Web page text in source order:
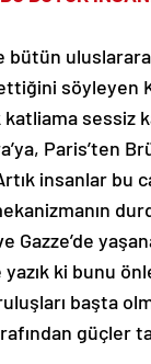
söyleyen
sessiz
Paris’ten
insanlar bu
Gazze’de
ki bunu
başta
güçler